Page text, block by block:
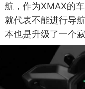
航，作为XMAX的
就代表不能进行导
本也是升级了一个寂